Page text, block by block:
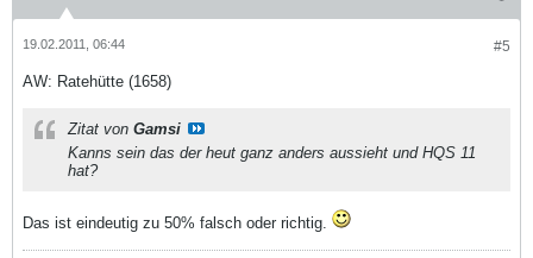
#5
19.02.2011, 06:44
AW: Ratehütte (1658)
Zitat von Gamsi
Kanns sein das der heut ganz anders aussieht und HQS 11
hat?
Das ist eindeutig zu 50% falsch oder richtig.